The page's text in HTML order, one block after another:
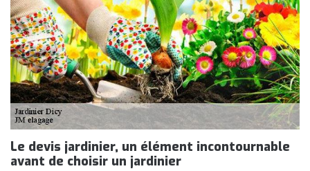
Le devis jardinier, un élément incontournable
avant de choisir un jardinier